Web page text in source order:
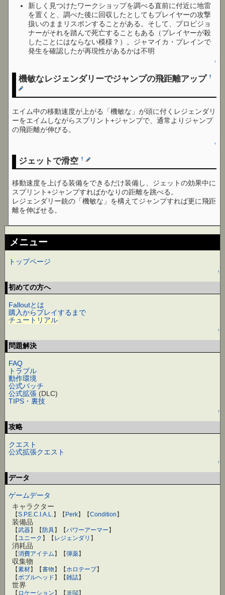
新しく見つけたワークショップを調べる直前に付近に地雷
を置くと、調べた後に回収したとしてもプレイヤーの攻撃
扱いのままリスポンすることがある。そして、プロビジョ
ナーがそれを踏んで死亡することもある（プレイヤーが殺
したことにはならない模様？）。ジャマイカ・プレインで
発生を確認したが再現性があるかは不明
↑
機敏なレジェンダリーでジャンプの飛距離アップ†
エイム中の移動速度が上がる「機敏な」が頭に付くレジェンダリ
ーをエイムしながらスプリント+ジャンプで、通常よりジャンプ
の飛距離が伸びる。
↑
ジェットで滑空†
移動速度を上げる装備をできるだけ装備し、ジェットの効果中に
スプリント+ジャンプすればかなりの距離を跳べる。
レジェンダリー銃の「機敏な」を構えてジャンプすれば更に飛距
離を伸ばせる。
メニュー
トップページ
↑
初めての方へ
Falloutとは
購入からプレイするまで
チュートリアル
↑
問題解決
FAQ
トラブル
動作環境
公式パッチ
公式拡張 (DLC)
TIPS・裏技
↑
攻略
クエスト
公式拡張クエスト
↑
データ
ゲームデータ
キャラクター
【S.P.E.C.I.A.L.】【 Perk】【Condition 】
装備品
【武器】【 防具】【パワーアーマー 】
【ユニーク 】【 レジェンダリ 】
消耗品
【消費アイテム 】【弾薬】
収集物
【素材】【書物 】【ホロテープ】
【ボブルヘッド 】【雑誌】
世界
【 ロケーション 】【派閥 】